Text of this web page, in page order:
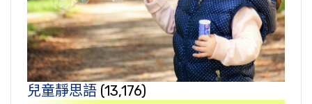
兒童靜思語 (13,176)